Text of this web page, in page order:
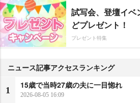
試写会、登壇イベ
どプレゼント！
プレゼント特集
ニュース記事アクセスランキング
1
15歳で当時27歳の夫に一目惚れ
2026-08-05 16:09